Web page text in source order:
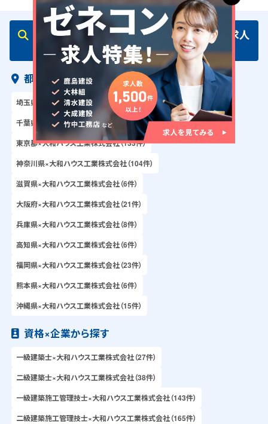
大和ハウス工業株式会社・事務に関連する求人
を探す
都道府県×企業から探す
埼玉県×大和ハウス工業株式会社（75件）
千葉県×大和ハウス工業株式会社（36件）
東京都×大和ハウス工業株式会社（133件）
神奈川県×大和ハウス工業株式会社（104件）
滋賀県×大和ハウス工業株式会社（6件）
大阪府×大和ハウス工業株式会社（21件）
兵庫県×大和ハウス工業株式会社（8件）
高知県×大和ハウス工業株式会社（6件）
福岡県×大和ハウス工業株式会社（23件）
熊本県×大和ハウス工業株式会社（6件）
沖縄県×大和ハウス工業株式会社（15件）
資格×企業から探す
一級建築士×大和ハウス工業株式会社（27件）
二級建築士×大和ハウス工業株式会社（38件）
一級建築施工管理技士×大和ハウス工業株式会社（143件）
二級建築施工管理技士×大和ハウス工業株式会社（165件）